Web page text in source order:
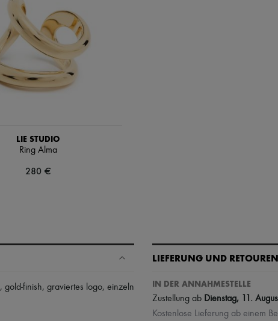
LIE STUDIO
Ring Alma
280 €
, gold-finish, graviertes logo, einzeln
LIEFERUNG UND RETOUREN
IN DER ANNAHMESTELLE
Zustellung ab Dienstag, 11.
Kostenlose Lieferung ab einem